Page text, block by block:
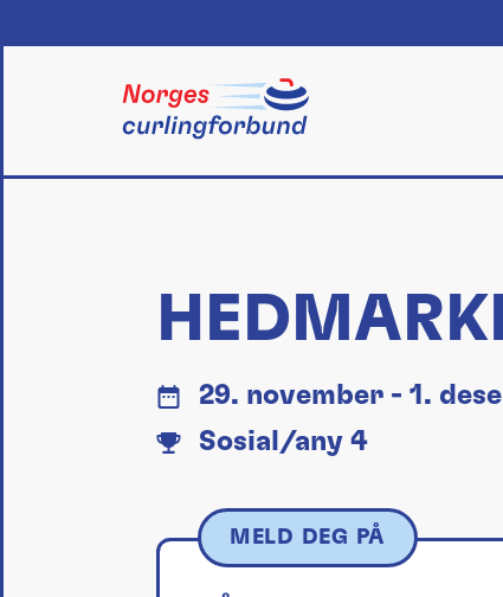
29. november - 1.
Sosial/any 4
MELD DEG PÅ